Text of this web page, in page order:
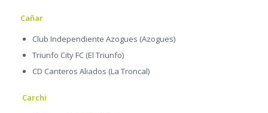
Cañar
Club Independiente Azogues (Azogues)
Triunfo City FC (El Triunfo)
CD Canteros Aliados (La Troncal)
Carchi